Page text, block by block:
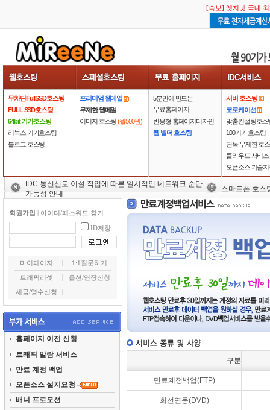
[속보] 엣지넷 국내
무차단FullSSD호스팅
FULL SSD호스팅
64bit 기가호스팅
리눅스 기가호스팅
블로그 호스팅
프리미엄 웹메일
무제한 웹메일
이미지 호스팅(월500원)
5분만에 만드는
무료홈페이지
반응형 홈페이지디자인
웹 빌더 호스팅
서버 호스팅
코로케이션
맞춤컨설팅호스
100기가 호스팅
단독 무제한 호
클라우드 서비스
오픈소스 기술
IDC 통신선로 이설 작업에 따른 일시적인 네트워크 순단
가능성 안내
스마트폰 호스
회원가입 | 아이디/패스워드 찾기
ID저장
마이페이지
1:1질문하기
트래픽리셋
옵션/연장신청
세금/영수신청
홈페이지 이전 신청
트래픽 알람 서비스
만료 계정 백업
오픈소스 설치요청
배너 프로모션
구분
만료계정백업(FTP)
회선연동(DVD)